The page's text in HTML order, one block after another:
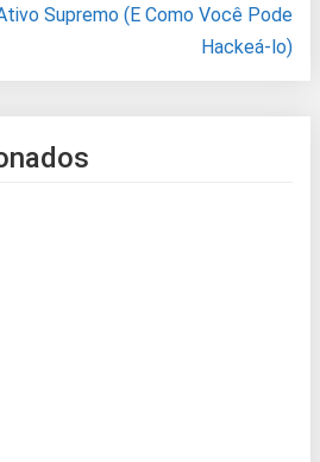
Supremo (E Como Você Pode
Hackeá-lo)